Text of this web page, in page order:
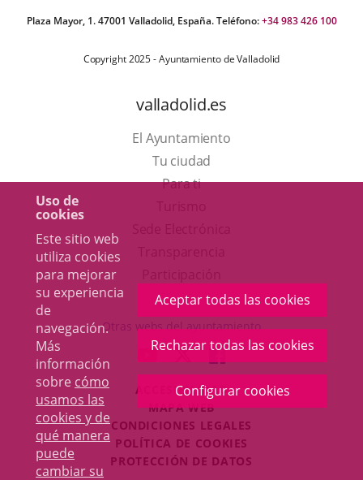
Uso de
cookies
Este sitio web
utiliza cookies
para mejorar
su experiencia
de
navegación.
Más
información
sobre cómo
usamos las
cookies y de
qué manera
puede
cambiar su
Aceptar todas las cookies
Rechazar todas las cookies
Configurar cookies
Plaza Mayor, 1. 47001 Valladolid, España. Teléfono:+34 983 426 100
Copyright 2025 - Ayuntamiento de Valladolid
valladolid.es
El Ayuntamiento
Tu ciudad
Para ti
en
una
ventana
nueva.
aplicación
externa.
Otras webs del ayuntamiento
ENLACE
A
UNA
APLICACIÓN
EXTERNA.
ENLACE
A
UNA
APLICACIÓN
EXTERNA.
ENLACE
A
UNA
EXTERNA.
ACCESIBILIDAD
MAPA WEB
CONDICIONES LEGALES
POLÍTICA DE COOKIES
PROTECCIÓN DE DATOS